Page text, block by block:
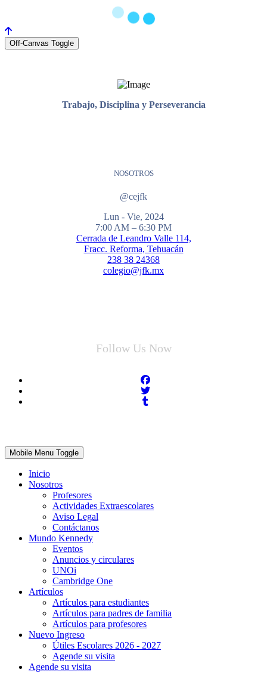
Off-Canvas Toggle
Trabajo, Disciplina y Perseverancia
NOSOTROS
@cejfk
Lun - Vie, 2024
7:00 AM – 6:30 PM
Cerrada de Leandro Valle 114,
Fracc. Reforma, Tehuacán
238 38 24368
colegio@jfk.mx
Follow Us Now
Mobile Menu Toggle
Inicio
Nosotros
Profesores
Actividades Extraescolares
Aviso Legal
Contáctanos
Mundo Kennedy
Eventos
Anuncios y circulares
UNOi
Cambridge One
Artículos
Artículos para estudiantes
Artículos para padres de familia
Artículos para profesores
Nuevo Ingreso
Útiles Escolares 2026 - 2027
Agende su visita
Agende su visita